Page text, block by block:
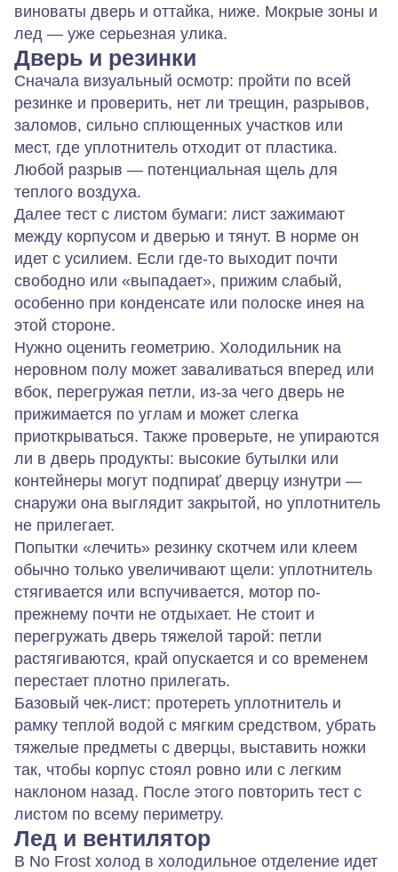
виноваты дверь и оттайка, ниже. Мокрые зоны и
лед — уже серьезная улика.
Дверь и резинки
Сначала визуальный осмотр: пройти по всей
резинке и проверить, нет ли трещин, разрывов,
заломов, сильно сплющенных участков или
мест, где уплотнитель отходит от пластика.
Любой разрыв — потенциальная щель для
теплого воздуха.
Далее тест с листом бумаги: лист зажимают
между корпусом и дверью и тянут. В норме он
идет с усилием. Если где-то выходит почти
свободно или «выпадает», прижим слабый,
особенно при конденсате или полоске инея на
этой стороне.
Нужно оценить геометрию. Холодильник на
неровном полу может заваливаться вперед или
вбок, перегружая петли, из-за чего дверь не
прижимается по углам и может слегка
приоткрываться. Также проверьте, не упираются
ли в дверь продукты: высокие бутылки или
контейнеры могут подпираť дверцу изнутри —
снаружи она выглядит закрытой, но уплотнитель
не прилегает.
Попытки «лечить» резинку скотчем или клеем
обычно только увеличивают щели: уплотнитель
стягивается или вспучивается, мотор по-
прежнему почти не отдыхает. Не стоит и
перегружать дверь тяжелой тарой: петли
растягиваются, край опускается и со временем
перестает плотно прилегать.
Базовый чек-лист: протереть уплотнитель и
рамку теплой водой с мягким средством, убрать
тяжелые предметы с дверцы, выставить ножки
так, чтобы корпус стоял ровно или с легким
наклоном назад. После этого повторить тест с
листом по всему периметру.
Лед и вентилятор
В No Frost холод в холодильное отделение идет